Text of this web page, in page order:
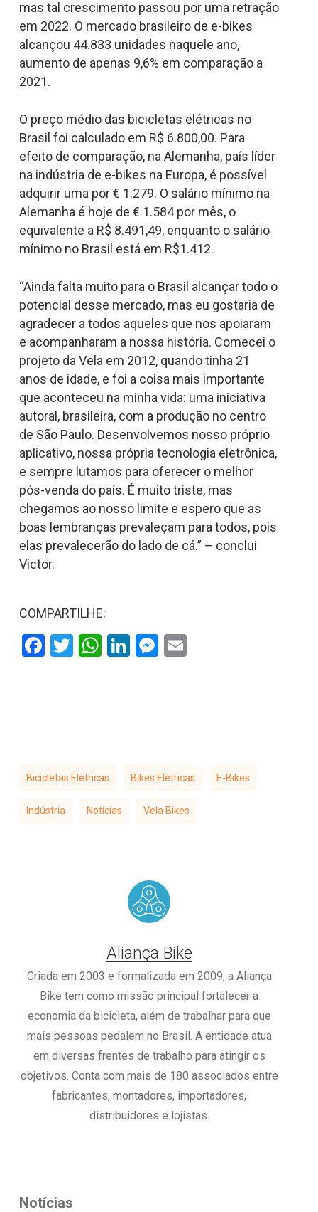
mas tal crescimento passou por uma retração
em 2022. O mercado brasileiro de e-bikes
alcançou 44.833 unidades naquele ano,
aumento de apenas 9,6% em comparação a
2021.
O preço médio das bicicletas elétricas no
Brasil foi calculado em R$ 6.800,00. Para
efeito de comparação, na Alemanha, país líder
na indústria de e-bikes na Europa, é possível
adquirir uma por € 1.279. O salário mínimo na
Alemanha é hoje de € 1.584 por mês, o
equivalente a R$ 8.491,49, enquanto o salário
mínimo no Brasil está em R$1.412.
“Ainda falta muito para o Brasil alcançar todo o
potencial desse mercado, mas eu gostaria de
agradecer a todos aqueles que nos apoiaram
e acompanharam a nossa história. Comecei o
projeto da Vela em 2012, quando tinha 21
anos de idade, e foi a coisa mais importante
que aconteceu na minha vida: uma iniciativa
autoral, brasileira, com a produção no centro
de São Paulo. Desenvolvemos nosso próprio
aplicativo, nossa própria tecnologia eletrônica,
e sempre lutamos para oferecer o melhor
pós-venda do país. É muito triste, mas
chegamos ao nosso limite e espero que as
boas lembranças prevaleçam para todos, pois
elas prevalecerão do lado de cá.” – conclui
Victor.
COMPARTILHE:
Facebook
Twitter
WhatsApp
LinkedIn
Messenger
Email
Bicicletas Elétricas Bikes Elétricas E-Bikes
Indústria Notícias Vela Bikes
Aliança Bike
Criada em 2003 e formalizada em 2009, a Aliança
Bike tem como missão principal fortalecer a
economia da bicicleta, além de trabalhar para que
mais pessoas pedalem no Brasil. A entidade atua
em diversas frentes de trabalho para atingir os
objetivos. Conta com mais de 180 associados entre
fabricantes, montadores, importadores,
distribuidores e lojistas.
Notícias